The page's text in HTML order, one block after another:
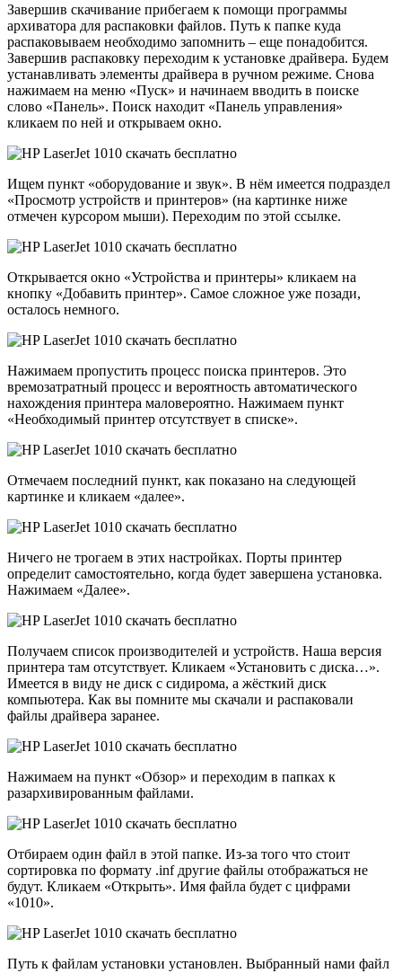
Завершив скачивание прибегаем к помощи программы
архиватора для распаковки файлов. Путь к папке куда
распаковываем необходимо запомнить – еще понадобится.
Завершив распаковку переходим к установке драйвера. Будем
устанавливать элементы драйвера в ручном режиме. Снова
нажимаем на меню «Пуск» и начинаем вводить в поиске
слово «Панель». Поиск находит «Панель управления»
кликаем по ней и открываем окно.
Ищем пункт «оборудование и звук». В нём имеется подраздел
«Просмотр устройств и принтеров» (на картинке ниже
отмечен курсором мыши). Переходим по этой ссылке.
Открывается окно «Устройства и принтеры» кликаем на
кнопку «Добавить принтер». Самое сложное уже позади,
осталось немного.
Нажимаем пропустить процесс поиска принтеров. Это
времозатратный процесс и вероятность автоматического
нахождения принтера маловероятно. Нажимаем пункт
«Необходимый принтер отсутствует в списке».
Отмечаем последний пункт, как показано на следующей
картинке и кликаем «далее».
Ничего не трогаем в этих настройках. Порты принтер
определит самостоятельно, когда будет завершена установка.
Нажимаем «Далее».
Получаем список производителей и устройств. Наша версия
принтера там отсутствует. Кликаем «Установить с диска…».
Имеется в виду не диск с сидирома, а жёсткий диск
компьютера. Как вы помните мы скачали и распаковали
файлы драйвера заранее.
Нажимаем на пункт «Обзор» и переходим в папках к
разархивированным файлами.
Отбираем один файл в этой папке. Из-за того что стоит
сортировка по формату .inf другие файлы отображаться не
будут. Кликаем «Открыть». Имя файла будет с цифрами
«1010».
Путь к файлам установки установлен. Выбранный нами файл